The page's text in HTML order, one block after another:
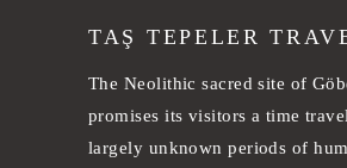
TAŞ TEPELER
The Neolithic sacred site of
promises its visitors a time
largely unknown periods of